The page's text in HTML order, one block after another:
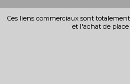
Ces liens commerciaux sont
et l'achat de